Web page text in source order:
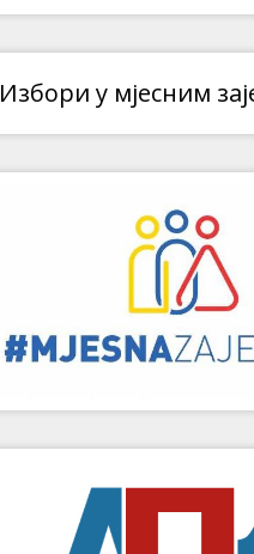
Избори у мјесним